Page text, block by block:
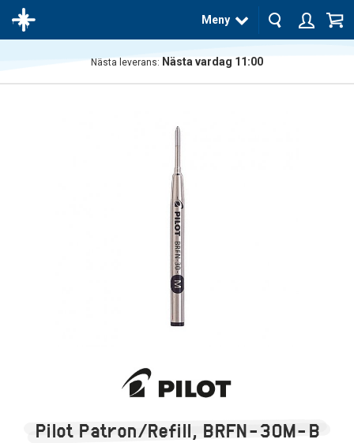
Meny
Nästa leverans: Nästa vardag 11:00
Pilot Patron/Refill, BRFN-30M-B